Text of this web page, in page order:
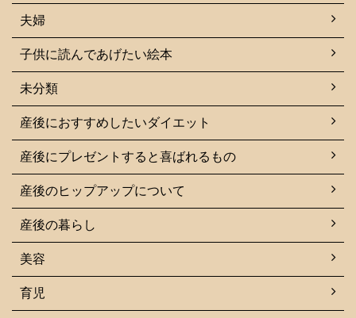
夫婦
子供に読んであげたい絵本
未分類
産後におすすめしたいダイエット
産後にプレゼントすると喜ばれるもの
産後のヒップアップについて
産後の暮らし
美容
育児